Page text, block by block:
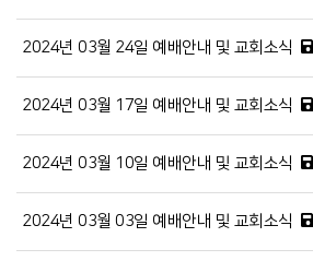
2024년 03월 24일 예배안내 및 교회소식
2024년 03월 17일 예배안내 및 교회소식
2024년 03월 10일 예배안내 및 교회소식
2024년 03월 03일 예배안내 및 교회소식